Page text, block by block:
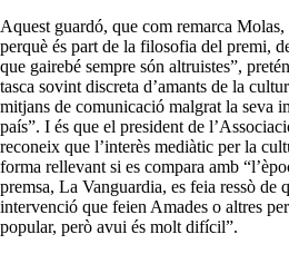
Aquest guardó, que com remarca
perquè és part de la filosofia del premi,
que gairebé sempre són altruistes”,
tasca sovint discreta d’amants de la
mitjans de comunicació malgrat la seva
país”. I és que el president de
reconeix que l’interès mediàtic per la
forma rellevant si es compara amb
premsa, La Vanguardia, es feia ressò
intervenció que feien Amades o altres
popular, però avui és molt difícil”.